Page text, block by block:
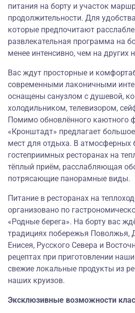
питания на борту и участок
продолжительности. Для
которые предпочитают
развлекательная программа на
менее интенсивно, чем на других
Вас ждут просторные и
современными лаконичными
оснащены санузлом с душевой,
холодильником, телевизором,
Помимо обновлённого каютного
«Кронштадт» предлагает
мест для отдыха. В атмосферных
гостеприимных ресторанах на
тёплый приём, расслабляющая
потрясающие панорамные виды.
Питание в ресторанах на
организовано по
«Родные берега». На борту вас
традициях побережья Поволжья,
Енисея, Русского Севера и
рецептах при приготовлении
свежие локальные продукты из
наших круизов.
Эксклюзивные возможности